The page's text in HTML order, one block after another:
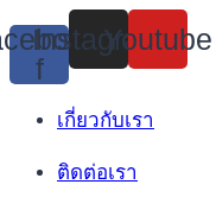
Skip
to
content
f
Instagram
Youtube
เกี่ยวกับเรา
ติดต่อเรา